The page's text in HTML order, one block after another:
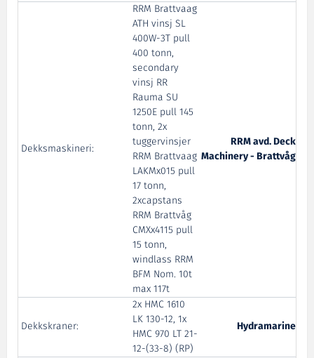
Dekksmaskineri:
RRM Brattvaag
ATH vinsj SL
400W-3T pull
400 tonn,
secondary
vinsj RR
Rauma SU
1250E pull 145
tonn, 2x
tuggervinsjer
RRM Brattvaag
LAKMx015 pull
17 tonn,
2xcapstans
RRM Brattvåg
CMXx4115 pull
15 tonn,
windlass RRM
BFM Nom. 10t
max 117t
RRM avd. Deck
Machinery - Brattvåg
Dekkskraner:
2x HMC 1610
LK 130-12, 1x
HMC 970 LT 21-
12-(33-8) (RP)
Hydramarine